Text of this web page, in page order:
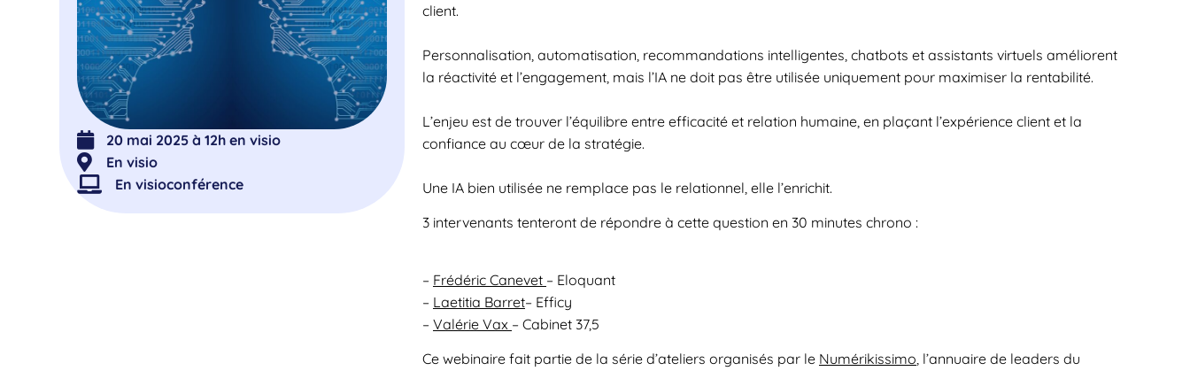
20 mai 2025 à 12h en visio
En visio
En visioconférence
client.
Personnalisation, automatisation, recommandations intelligentes, chatbots et assistants virtuels améliorent
la réactivité et l’engagement, mais l’IA ne doit pas être utilisée uniquement pour maximiser la rentabilité.
L’enjeu est de trouver l’équilibre entre efficacité et relation humaine, en plaçant l’expérience client et la
confiance au cœur de la stratégie.
Une IA bien utilisée ne remplace pas le relationnel, elle l’enrichit.
3 intervenants tenteront de répondre à cette question en 30 minutes chrono :
– Frédéric Canevet – Eloquant
– Laetitia Barret– Efficy
– Valérie Vax – Cabinet 37,5
Ce webinaire fait partie de la série d’ateliers organisés par le Numérikissimo, l’annuaire de leaders du